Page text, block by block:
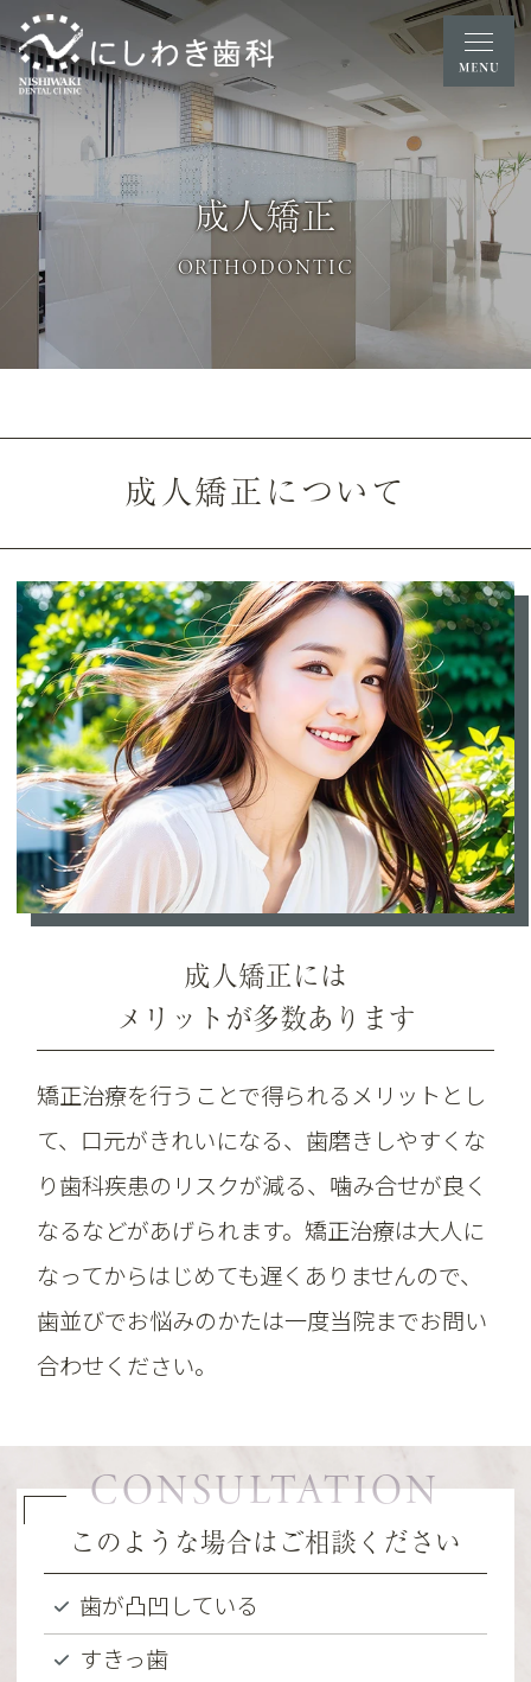
成人矯正
ORTHODONTIC
成人矯正について
成人矯正には
メリットが多数あります
矯正治療を行うことで得られるメリットとし
て、口元がきれいになる、歯磨きしやすくな
り歯科疾患のリスクが減る、噛み合せが良く
なるなどがあげられます。矯正治療は大人に
なってからはじめても遅くありませんので、
歯並びでお悩みのかたは一度当院までお問い
合わせください。
CONSULTATION
このような場合はご相談ください
歯が凸凹している
すきっ歯